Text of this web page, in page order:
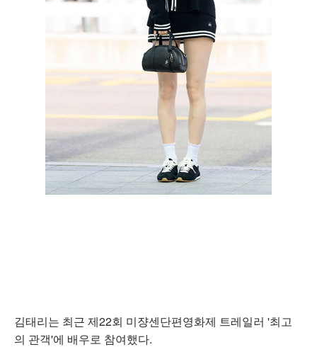
김태리는 최근 제22회 미쟝센단편영화제 트레일러 '최고
의 관객'에 배우로 참여했다.